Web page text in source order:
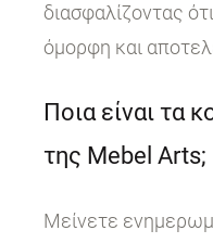
διασφαλίζοντας
όμορφη και
Ποια είναι τα
της Mebel Arts;
Μείνετε